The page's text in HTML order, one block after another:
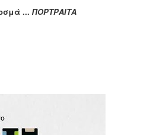
... ΠΟΡΤΡΑΙΤΑ